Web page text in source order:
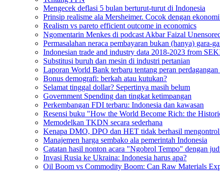
Mengecek deflasi 5 bulan berturut-turut di Indonesia
Prinsip realisme ala Mersheimer. Cocok dengan
Realism vs pareto efficient outcome in economics
Ngomentarin Menkes di podcast Akbar Faizal
Permasalahan neraca pembayaran bukan (hanya) gara-
Indonesian trade and industry data 2018-2023 from
Substitusi buruh dan mesin di industri pertanian
Laporan World Bank terbaru tentang peran
Bonus demografi: berkah atau kutukan?
Selamat tinggal dollar? Sepertinya masih belum
Government Spending dan tingkat ketimpangan
Perkembangan FDI terbaru: Indonesia dan kawasan
Resensi buku "How the World Become Rich: the
Memodelkan TKDN secara sederhana
Kenapa DMO, DPO dan HET tidak berhasil
Manajemen harga sembako ala pemerintah Indonesia
Catatan hasil nonton acara "Ngobrol Tempo" dengan
Invasi Rusia ke Ukraina: Indonesia harus apa?
Oil Boom vs Commodity Boom: Can Raw Materials